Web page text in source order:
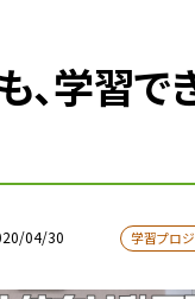
も、学
04/30 学習プロジ